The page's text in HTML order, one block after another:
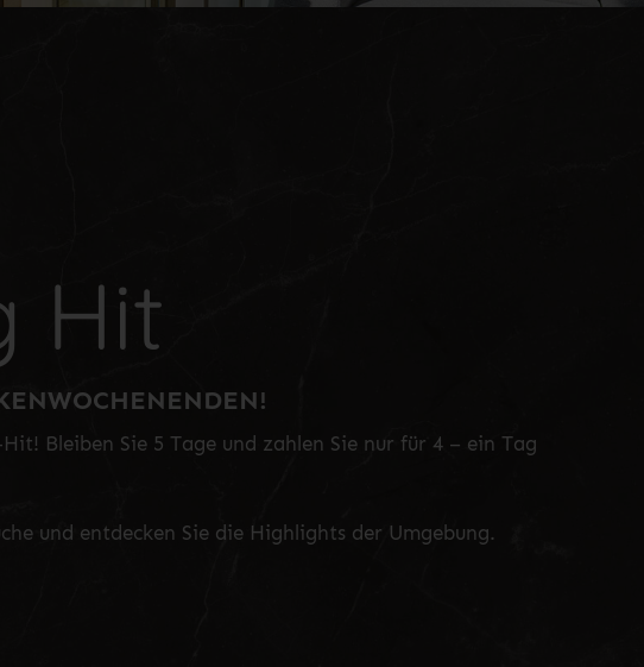
Hit
Bleiben Sie 5 Tage und zahlen Sie nur für 4 – ein Tag
und entdecken Sie die Highlights der Umgebung.